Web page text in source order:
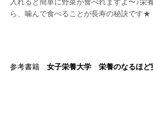
入れると簡単に野菜が食べれますよ〜♪栄
ら、噛んで食べることが長寿の秘訣です★
参考書籍 女子栄養大学 栄養のなるほど